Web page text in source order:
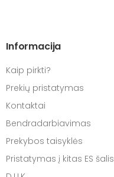
Informacija
Kaip pirkti?
Prekių pristatymas
Kontaktai
Bendradarbiavimas
Prekybos taisyklės
Pristatymas į kitas ES šalis